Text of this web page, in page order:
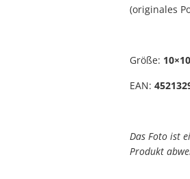
(originales
Größe:
EAN:
Das Foto ist
Produkt